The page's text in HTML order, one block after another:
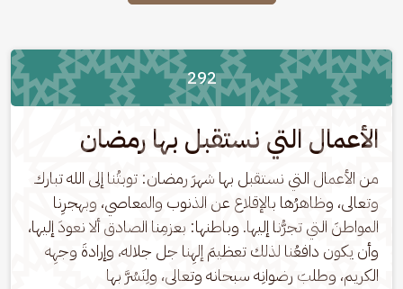
292
الأعمال التي نستقبل بها رمضان
من الأعمال التي نستقبل بها شهرَ رمضان: توبتُنا إلى الله تبارك
وتعالى، وظاهرُها بالإقلاع عن الذنوب والمعاصي، وبهجرِنا
المواطنَ التي تجرُّنا إليها. وباطنها: بعزمِنا الصادق ألا نعودَ إليها،
وأن يكون دافعُنا لذلك تعظيمَ إلهِنا جل جلاله، وإرادةَ وجهِه
الكريم، وطلبَ رضوانِه سبحانه وتعالى، ولِنَسُرَّ بها